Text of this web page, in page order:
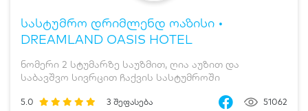
სასტუმრო დრიმლენდ ოაზისი •
DREAMLAND OASIS HOTEL
ნომერი 2 სტუმარზე საუზმით, ღია აუზით და
საბავშვო სივრცით ჩაქვის სასტუმროში
5.0 3 შეფასება 51062